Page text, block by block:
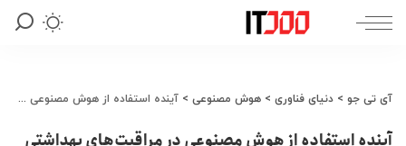
آی تی جو > دنیای فناوری > هوش مصنوعی > آینده استفاده از هوش مصنوعی در مراقبت‌های بهداشتی
آینده استفاده از هوش مصنوعی در مراقبت‌های بهداشتی